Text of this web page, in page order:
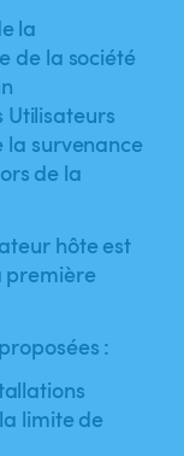
la
de la société
la survenance
de la
hôte est
première
:
limite de